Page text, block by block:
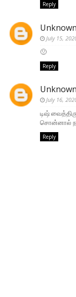
Reply
Unknown
July 15,
🙁
Reply
Unknown
July 16,
டிஷ்
சொன்னால்
Reply